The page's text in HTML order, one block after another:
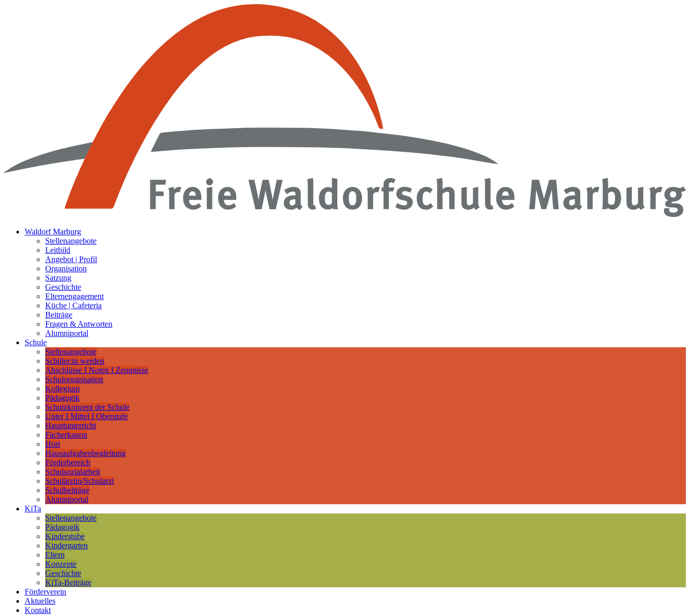
Waldorf Marburg
Stellenangebote
Leitbild
Angebot | Profil
Organisation
Satzung
Geschichte
Elternengagement
Küche | Cafeteria
Beiträge
Fragen & Antworten
Alumniportal
Schule
Stellenangebote
Schüler:in werden
Abschlüsse I Noten I Zeugnisse
Schulorganisation
Kollegium
Pädagogik
Schutzkonzept der Schule
Unter I Mittel I Oberstufe
Hauptunterricht
Fächerkanon
Hort
Hausaufgabenbegleitung
Förderbereich
Schulsozialarbeit
Schulärztin/Schularzt
Schulbeiträge
Alumniportal
KiTa
Stellenangebote
Pädagogik
Kinderstube
Kindergarten
Eltern
Konzepte
Geschichte
KiTa-Beiträge
Förderverein
Aktuelles
Kontakt